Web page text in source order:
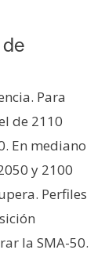
Para
de 2110
En mediano
y 2100
Perfiles
la SMA-50.